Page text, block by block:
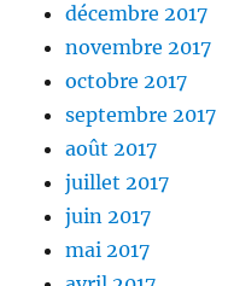
décembre 2017
novembre 2017
octobre 2017
septembre 2017
août 2017
juillet 2017
juin 2017
mai 2017